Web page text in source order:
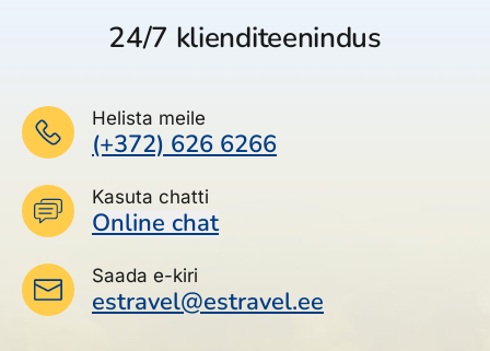
24/7 klienditeenindus
Helista meile
(+372) 626 6266
Kasuta chatti
Online chat
Saada e-kiri
estravel@estravel.ee